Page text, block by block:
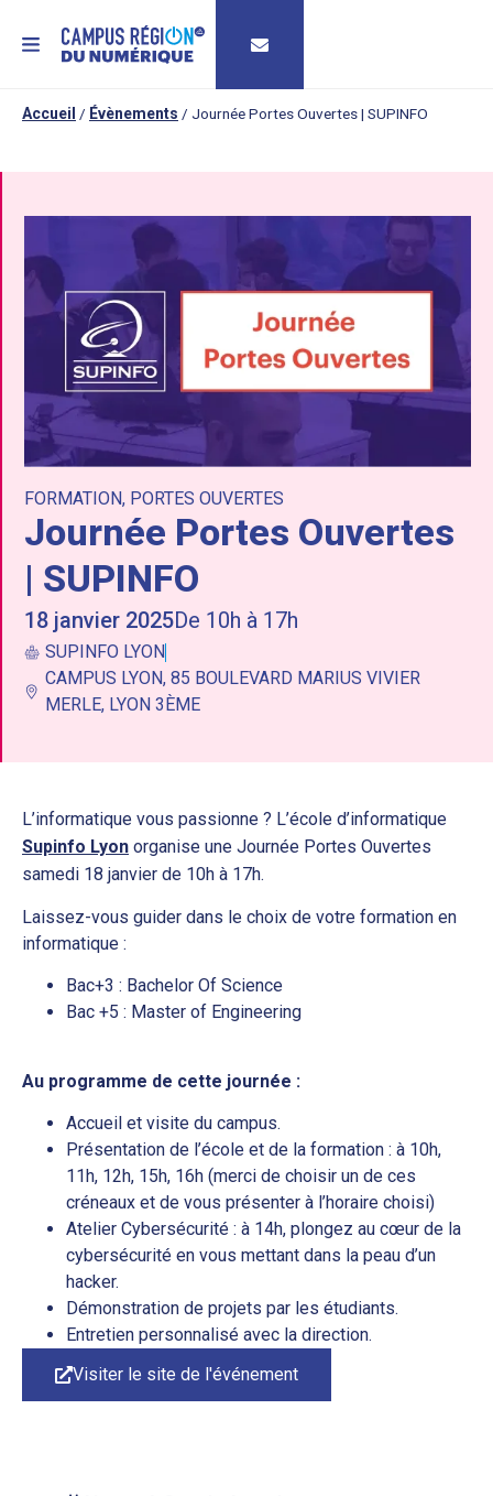
MENU
Accueil / Évènements / Journée Portes Ouvertes | SUPINFO
FORMATION, PORTES OUVERTES
Journée Portes Ouvertes
| SUPINFO
18 janvier 2025De 10h à 17h
SUPINFO LYON
CAMPUS LYON, 85 BOULEVARD MARIUS VIVIER
MERLE, LYON 3ÈME
L’informatique vous passionne ? L’école d’informatique
Supinfo Lyon organise une Journée Portes Ouvertes
samedi 18 janvier de 10h à 17h.
Laissez-vous guider dans le choix de votre formation en
informatique :
Bac+3 : Bachelor Of Science
Bac +5 : Master of Engineering
Au programme de cette journée :
Accueil et visite du campus.
Présentation de l’école et de la formation : à 10h,
11h, 12h, 15h, 16h (merci de choisir un de ces
créneaux et de vous présenter à l’horaire choisi)
Atelier Cybersécurité : à 14h, plongez au cœur de la
cybersécurité en vous mettant dans la peau d’un
hacker.
Démonstration de projets par les étudiants.
Entretien personnalisé avec la direction.
Visiter le site de l'événement